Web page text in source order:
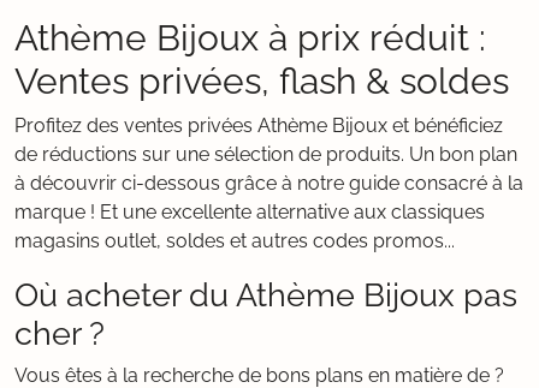
Athème Bijoux à prix réduit :
Ventes privées, flash & soldes
Profitez des ventes privées Athème Bijoux et bénéficiez
de réductions sur une sélection de produits. Un bon plan
à découvrir ci-dessous grâce à notre guide consacré à la
marque ! Et une excellente alternative aux classiques
magasins outlet, soldes et autres codes promos...
Où acheter du Athème Bijoux pas
cher ?
Vous êtes à la recherche de bons plans en matière de ?